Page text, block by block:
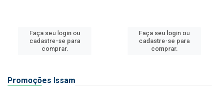
Faça seu login ou
cadastre-se para
comprar.
Faça seu login ou
cadastre-se para
comprar.
Promoções Issam